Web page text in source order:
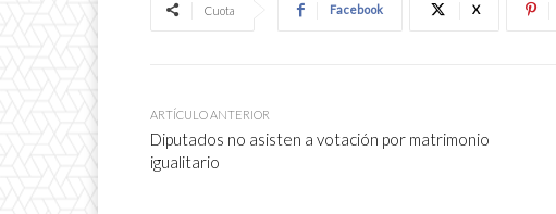
Cuota Facebook X
ARTÍCULO ANTERIOR
Diputados no asisten a votación por matrimonio
igualitario